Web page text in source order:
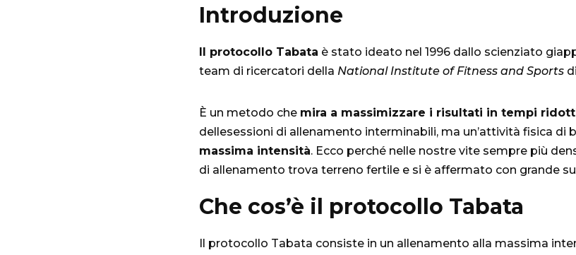
Introduzione
Il protocollo Tabata è stato ideato nel 1996 dallo scienziato
team di ricercatori della National Institute of Fitness and Sports
È un metodo che mira a massimizzare i risultati in tempi
dellesessioni di allenamento interminabili, ma un’attività fisica di
massima intensità. Ecco perché nelle nostre vite sempre più
di allenamento trova terreno fertile e si è affermato con grande
Che cos’è il protocollo Tabata
Il protocollo Tabata consiste in un allenamento alla massima